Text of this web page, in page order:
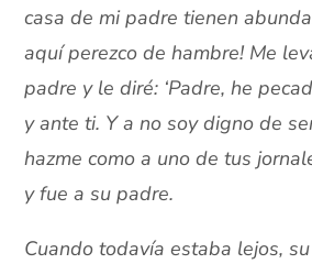
casa de mi padre tienen
aquí perezco de hambre! Me
padre y le diré: ‘Padre, he
y ante ti. Y a no soy digno de
hazme como a uno de tus
y fue a su padre.
Cuando todavía estaba lejos,